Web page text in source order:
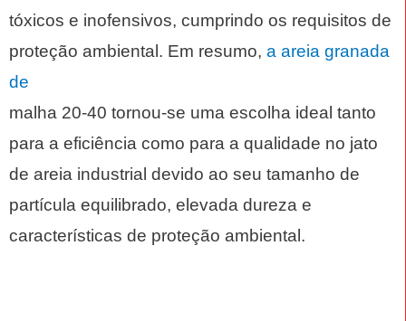
tóxicos e inofensivos, cumprindo os requisitos de
proteção ambiental. Em resumo, a areia granada
de
malha 20-40 tornou-se uma escolha ideal tanto
para a eficiência como para a qualidade no jato
de areia industrial devido ao seu tamanho de
partícula equilibrado, elevada dureza e
características de proteção ambiental.